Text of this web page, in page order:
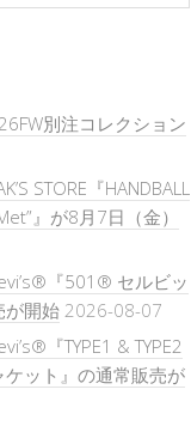
26FW別注コレクション
STORE『HANDBALL
』が8月7日（金）
『501® セルビッ
が開始 2026-08-07
『TYPE1 & TYPE2
ット』の通常販売が